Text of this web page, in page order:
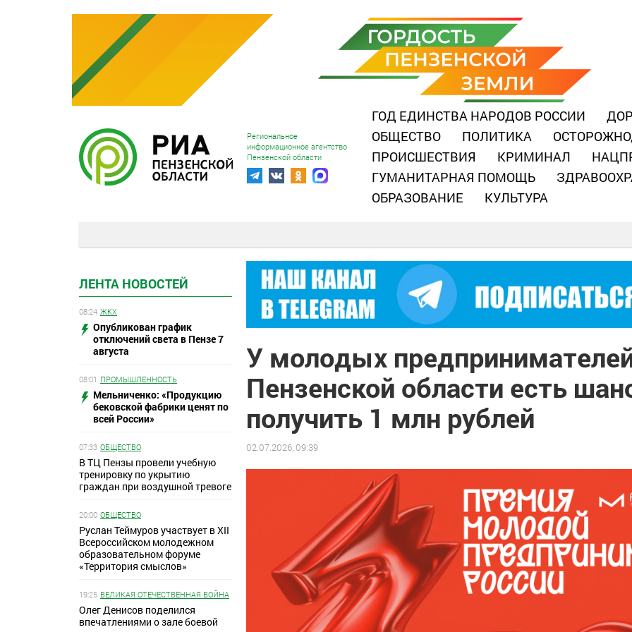
Региональное
информационное агентство
Пензенской области
ГОД ЕДИНСТВА НАРОДОВ РОССИИ
ОБЩЕСТВО
ПОЛИТИКА
ПРОИСШЕСТВИЯ
КРИМИНАЛ
ГУМАНИТАРНАЯ ПОМОЩЬ
ОБРАЗОВАНИЕ
КУЛЬТУРА
ЛЕНТА НОВОСТЕЙ
08:24 ЖКХ
Опубликован график
отключений света в Пензе 7
августа
08:01 ПРОМЫШЛЕННОСТЬ
Мельниченко: «Продукцию
бековской фабрики ценят по
всей России»
07:33 ОБЩЕСТВО
В ТЦ Пензы провели учебную
тренировку по укрытию
граждан при воздушной тревоге
20:00 ОБЩЕСТВО
Руслан Теймуров участвует в XII
Всероссийском молодежном
образовательном форуме
«Территория смыслов»
19:25 ВЕЛИКАЯ ОТЕЧЕСТВЕННАЯ ВОЙНА
Олег Денисов поделился
впечатлениями о зале боевой
У молодых
Пензенской области есть
получить 1 млн рублей
02.07.2026, 09:39